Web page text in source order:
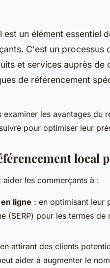
est un élément essentiel
C'est un processus
et services auprès de
de référencement
examiner les avantages du
pour optimiser leur
local
les commerçants à :
ligne : en optimisant leur
(SERP) pour les termes
attirant des clients
aider à augmenter le